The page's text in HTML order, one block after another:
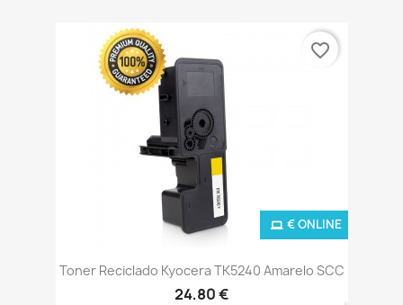
Toner Reciclado Kyocera TK5240 Amarelo SCC
24,80 €
€ ONLINE
favorite_border